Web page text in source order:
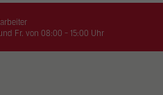
Fr. von 08:00 - 15:00 Uhr